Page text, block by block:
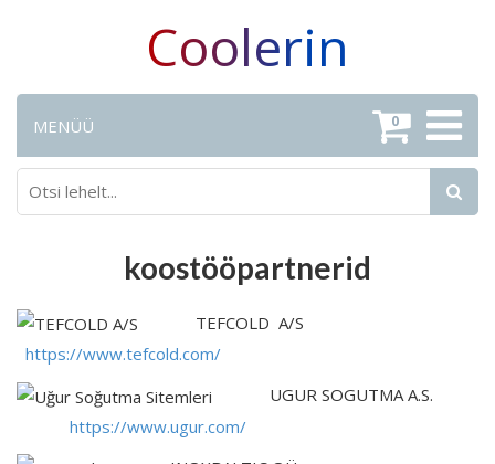
Coolerin
0
MENÜÜ
koostööpartnerid
TEFCOLD A/S
https://www.tefcold.com/
UGUR SOGUTMA A.S.
https://www.ugur.com/